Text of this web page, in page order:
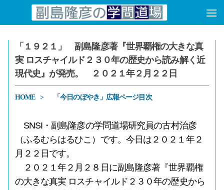
コンテンツへスキップ
「１９２１」 副島隆彦著『世界覇権の大きな真
実 ロスチャイルド２３０年の歴史から読み解く近
現代史』が発売。 ２０２１年２月２２日
HOME 「今日のぼやき」広報ページ目次
SNSI・副島隆彦の学問道場研究員の古村治彦
（ふるむらはるひこ）です。今日は２０２１年２
月２２日です。
２０２１年２月２８日に副島隆彦著『世界覇権
の大きな真実 ロスチャイルド２３０年の歴史から